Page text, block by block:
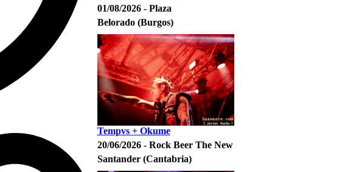
01/08/2026 - Plaza
Belorado (Burgos)
Tempvs + Okume
20/06/2026 - Rock Beer The New
Santander (Cantabria)